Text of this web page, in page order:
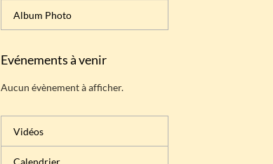
Album Photo
Evénements à venir
Aucun évènement à afficher.
Vidéos
Calendrier